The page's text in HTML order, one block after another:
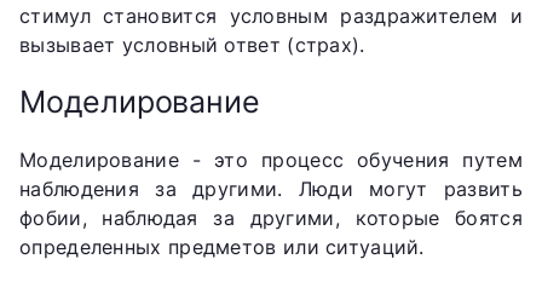
стимул становится условным раздражителем и
вызывает условный ответ (страх).
Моделирование
Моделирование - это процесс обучения путем
наблюдения за другими. Люди могут развить
фобии, наблюдая за другими, которые боятся
определенных предметов или ситуаций.